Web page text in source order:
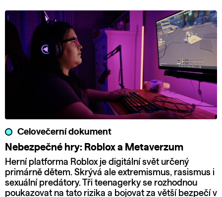
Celovečerní dokument
Nebezpečné hry: Roblox a Metaverzum
Herní platforma Roblox je digitální svět určený
primárně dětem. Skrývá ale extremismus, rasismus i
sexuální predátory. Tři teenagerky se rozhodnou
poukazovat na tato rizika a bojovat za větší bezpečí v